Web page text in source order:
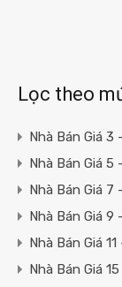
Lọc theo
Nhà Bán Giá 3
Nhà Bán Giá 5
Nhà Bán Giá 7
Nhà Bán Giá 9
Nhà Bán Giá
Nhà Bán Giá